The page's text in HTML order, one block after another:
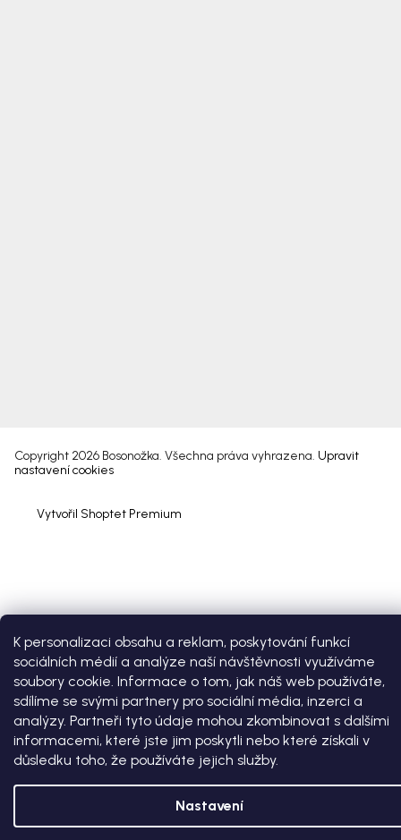
K personalizaci obsahu a reklam, poskytování funkcí
sociálních médií a analýze naší návštěvnosti využíváme
soubory cookie. Informace o tom, jak náš web používáte,
sdílíme se svými partnery pro sociální média, inzerci a
analýzy. Partneři tyto údaje mohou zkombinovat s dalšími
informacemi, které jste jim poskytli nebo které získali v
důsledku toho, že používáte jejich služby.
Nastavení
Vytvořil Shoptet Premium
Copyright 2026 Bosonožka. Všechna práva vyhrazena. Upravit
nastavení cookies